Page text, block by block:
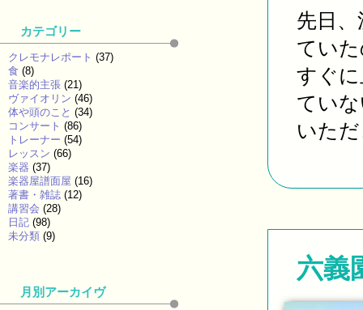
先日
てい
すぐ
てい
いた
六義
カテゴリー
クレモナレポート (37)
食 (8)
音楽的主張 (21)
ヴァイオリン (46)
体や頭のこと (34)
コンサート (86)
トレーナー (54)
レッスン (66)
楽器 (37)
楽器屋譜面屋 (16)
著書・雑誌 (12)
講習会 (28)
日記 (98)
未分類 (9)
月別アーカイヴ